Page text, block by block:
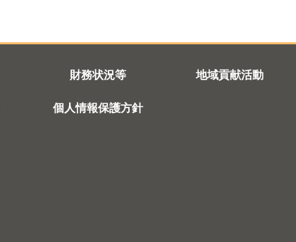
財務状況等 地域貢献活動
個人情報保護方針